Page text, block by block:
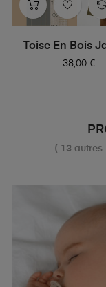
Toise En Bois
Prix
38,00 €
( 13